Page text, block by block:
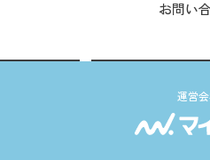
お問い
運営